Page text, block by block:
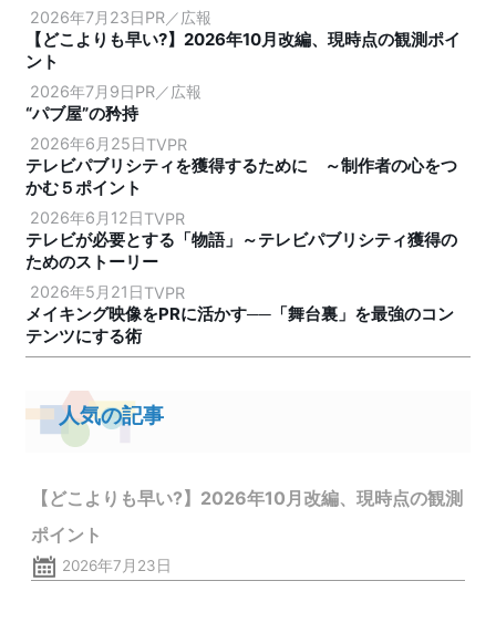
2026年7月23日PR／広報
【どこよりも早い?】2026年10月改編、現時点の観測ポイ
ント
2026年7月9日PR／広報
“パブ屋”の矜持
2026年6月25日TVPR
テレビパブリシティを獲得するために ～制作者の心をつ
かむ５ポイント
2026年6月12日TVPR
テレビが必要とする「物語」～テレビパブリシティ獲得の
ためのストーリー
2026年5月21日TVPR
メイキング映像をPRに活かす──「舞台裏」を最強のコン
テンツにする術
人気の記事
【どこよりも早い?】2026年10月改編、現時点の観測
ポイント
2026年7月23日